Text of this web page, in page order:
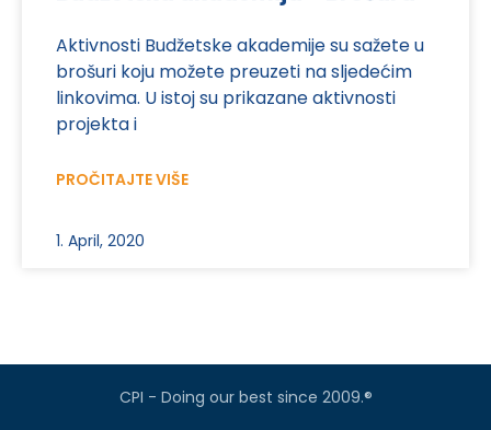
Aktivnosti Budžetske akademije su sažete u
brošuri koju možete preuzeti na sljedećim
linkovima. U istoj su prikazane aktivnosti
projekta i
PROČITAJTE VIŠE
1. April, 2020
CPI - Doing our best since 2009.®